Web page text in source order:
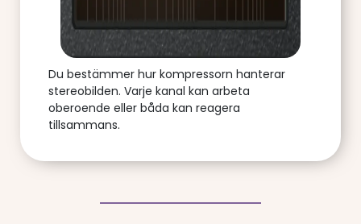
Du bestämmer hur kompressorn hanterar
stereobilden. Varje kanal kan arbeta
oberoende eller båda kan reagera
tillsammans.